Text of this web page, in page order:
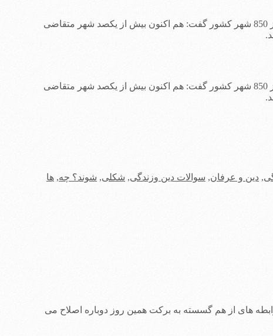
حجت الاسلام عبدالعلی ابراهیمی معاون امور استان های شورای سیاست گذاری ائمه جمعه کشور با اشاره به برپایی نماز جمعه در بیش از 850 شهر کشور گفت: هم اکنون بیش از یکصد شهر متقاضی
حجت الاسلام عبدالعلی ابراهیمی معاون امور استان های شورای سیاست گذاری ائمه جمعه کشور با اشاره به برپایی نماز جمعه در بیش از 850 شهر کشور گفت: هم اکنون بیش از یکصد شهر متقاضی
, دین و عرفان, سوالات دین وزندگی, شکلی, شوند؟ چه, ها
رابطه های از هم گسسته به برکت همین روز دوباره اصلاح می